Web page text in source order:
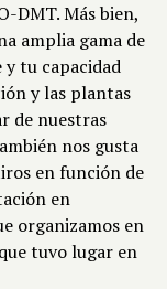
DMT. Más bien,
amplia gama de
y tu capacidad
y las plantas
de nuestras
nos gusta
en función de
en
organizamos en
tuvo lugar en